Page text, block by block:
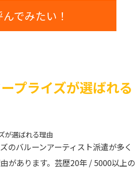
んでみたい！
プライズが選ばれる
のバルーンアーティスト派遣が多く
があります。芸歴20年 / 5000以上の